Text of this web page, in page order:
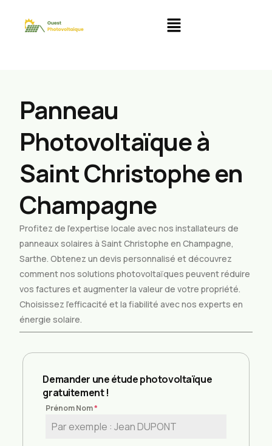
Panneau
Photovoltaïque à
Saint Christophe en
Champagne
Profitez de l’expertise locale avec nos installateurs de
panneaux solaires à Saint Christophe en Champagne,
Sarthe. Obtenez un devis personnalisé et découvrez
comment nos solutions photovoltaïques peuvent réduire
vos factures et augmenter la valeur de votre propriété.
Choisissez l’efficacité et la fiabilité avec nos experts en
énergie solaire.
Demander une étude photovoltaïque
gratuitement !
Prénom Nom*